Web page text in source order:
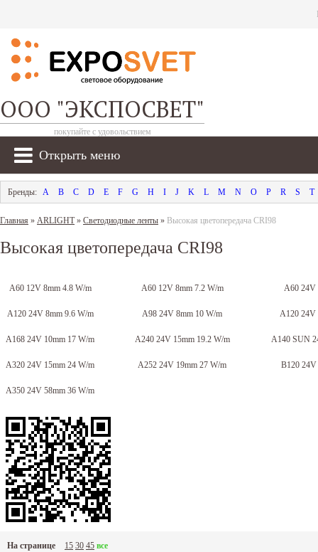
ООО "ЭКСПОСВЕТ"
покупайте с удовольствием
Открыть меню
A B C D E F G H I J K L M N O P R S T
Главная » ARLIGHT» Светодиодные ленты » Высокая цветопередача CRI98
Высокая цветопередача CRI98
A60 12V 8mm 4.8 W/m A60 12V 8mm 7.2 W/m A60 24V
A120 24V 8mm 9.6 W/m A98 24V 8mm 10 W/m A120 24V
A168 24V 10mm 17 W/m A240 24V 15mm 19.2 W/m A140 SUN
A320 24V 15mm 24 W/m A252 24V 19mm 27 W/m B120 24V
A350 24V 58mm 36 W/m
На странице 15 30 45 все